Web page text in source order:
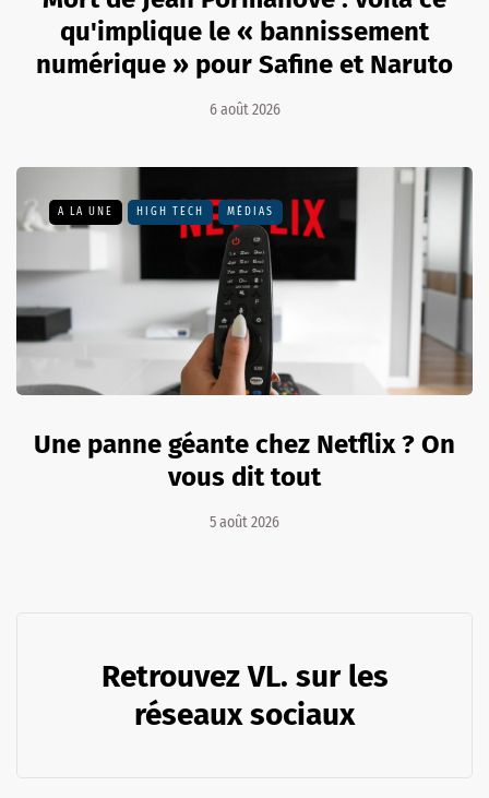
qu'implique le « bannissement
numérique » pour Safine et Naruto
6 août 2026
A LA UNE HIGH TECH MÉDIAS
Une panne géante chez Netflix ? On
vous dit tout
5 août 2026
Retrouvez VL. sur les
réseaux sociaux